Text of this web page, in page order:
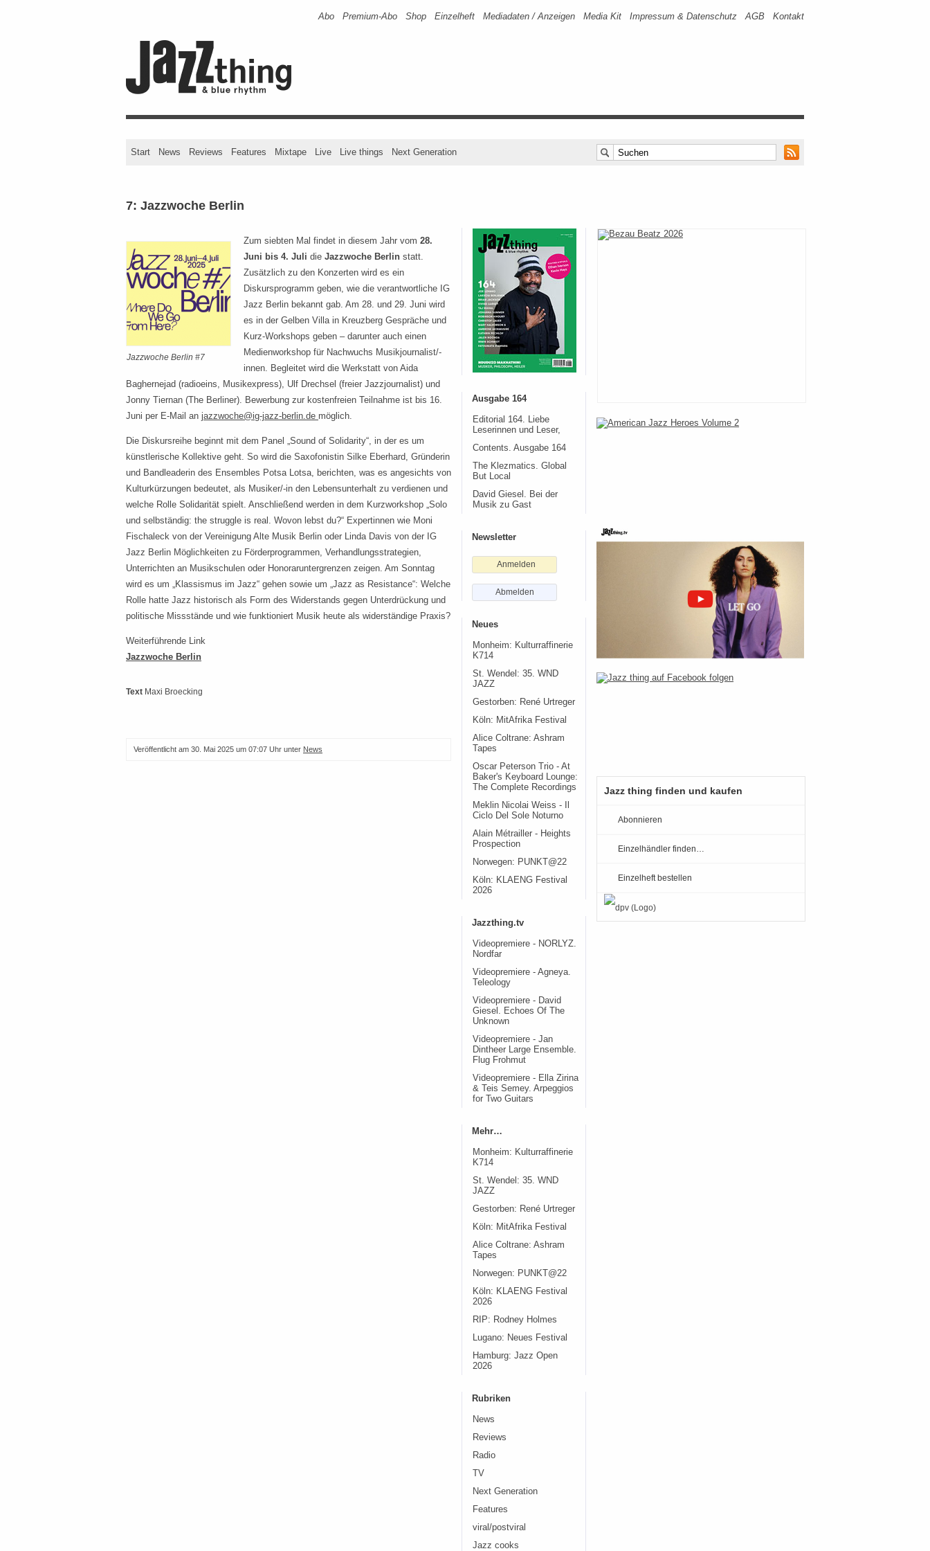
Abo Premium-Abo Shop Einzelheft Mediadaten / Anzeigen Media Kit Impressum & Datenschutz AGB Kontakt
Start News Reviews Features Mixtape Live Live things Next Generation
7: Jazzwoche Berlin
Jazzwoche Berlin #7
Zum siebten Mal findet in diesem Jahr vom 28.
Juni bis 4. Juli die Jazzwoche Berlin statt.
Zusätzlich zu den Konzerten wird es ein
Diskursprogramm geben, wie die verantwortliche IG
Jazz Berlin bekannt gab. Am 28. und 29. Juni wird
es in der Gelben Villa in Kreuzberg Gespräche und
Kurz-Workshops geben – darunter auch einen
Medienworkshop für Nachwuchs Musikjournalist/-
innen. Begleitet wird die Werkstatt von Aida
Baghernejad (radioeins, Musikexpress), Ulf Drechsel (freier Jazzjournalist) und
Jonny Tiernan (The Berliner). Bewerbung zur kostenfreien Teilnahme ist bis 16.
Juni per E-Mail an jazzwoche@ig-jazz-berlin.de möglich.
Die Diskursreihe beginnt mit dem Panel „Sound of Solidarity“, in der es um
künstlerische Kollektive geht. So wird die Saxofonistin Silke Eberhard, Gründerin
und Bandleaderin des Ensembles Potsa Lotsa, berichten, was es angesichts von
Kulturkürzungen bedeutet, als Musiker/-in den Lebensunterhalt zu verdienen und
welche Rolle Solidarität spielt. Anschließend werden in dem Kurzworkshop „Solo
und selbständig: the struggle is real. Wovon lebst du?“ Expertinnen wie Moni
Fischaleck von der Vereinigung Alte Musik Berlin oder Linda Davis von der IG
Jazz Berlin Möglichkeiten zu Förderprogrammen, Verhandlungsstrategien,
Unterrichten an Musikschulen oder Honoraruntergrenzen zeigen. Am Sonntag
wird es um „Klassismus im Jazz“ gehen sowie um „Jazz as Resistance“: Welche
Rolle hatte Jazz historisch als Form des Widerstands gegen Unterdrückung und
politische Missstände und wie funktioniert Musik heute als widerständige Praxis?
Weiterführende Link
Jazzwoche Berlin
Text Maxi Broecking
Veröffentlicht am 30. Mai 2025 um 07:07 Uhr unter News
Ausgabe 164
Editorial 164. Liebe
Leserinnen und Leser,
Contents. Ausgabe 164
The Klezmatics. Global
But Local
David Giesel. Bei der
Musik zu Gast
Newsletter
Anmelden
Abmelden
Neues
Monheim: Kulturraffinerie
K714
St. Wendel: 35. WND
JAZZ
Gestorben: René Urtreger
Köln: MitAfrika Festival
Alice Coltrane: Ashram
Tapes
Oscar Peterson Trio - At
Baker's Keyboard Lounge:
The Complete Recordings
Meklin Nicolai Weiss - Il
Ciclo Del Sole Noturno
Alain Métrailler - Heights
Prospection
Norwegen: PUNKT@22
Köln: KLAENG Festival
2026
Jazzthing.tv
Videopremiere - NORLYZ.
Nordfar
Videopremiere - Agneya.
Teleology
Videopremiere - David
Giesel. Echoes Of The
Unknown
Videopremiere - Jan
Dintheer Large Ensemble.
Flug Frohmut
Videopremiere - Ella Zirina
& Teis Semey. Arpeggios
for Two Guitars
Mehr…
Monheim: Kulturraffinerie
K714
St. Wendel: 35. WND
JAZZ
Gestorben: René Urtreger
Köln: MitAfrika Festival
Alice Coltrane: Ashram
Tapes
Norwegen: PUNKT@22
Köln: KLAENG Festival
2026
RIP: Rodney Holmes
Lugano: Neues Festival
Hamburg: Jazz Open
2026
Rubriken
News
Reviews
Radio
TV
Next Generation
Features
viral/postviral
Jazz cooks
Jazz thing finden und kaufen
Abonnieren
Einzelhändler finden…
Einzelheft bestellen